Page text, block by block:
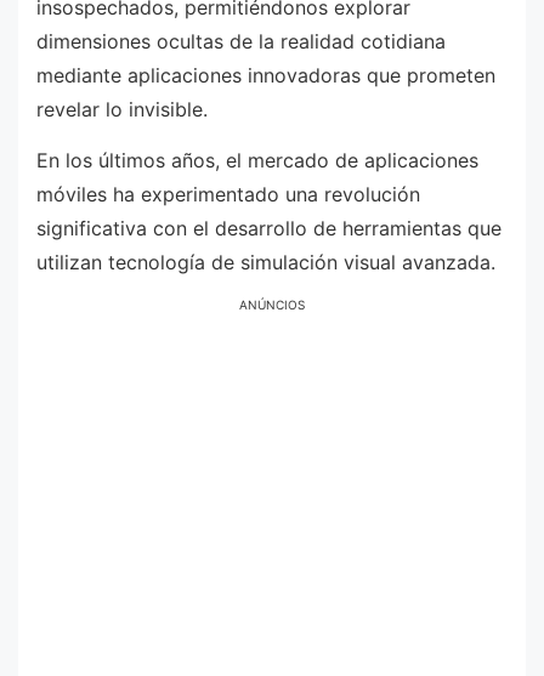
insospechados, permitiéndonos explorar
dimensiones ocultas de la realidad cotidiana
mediante aplicaciones innovadoras que prometen
revelar lo invisible.
En los últimos años, el mercado de aplicaciones
móviles ha experimentado una revolución
significativa con el desarrollo de herramientas que
utilizan tecnología de simulación visual avanzada.
ANÚNCIOS